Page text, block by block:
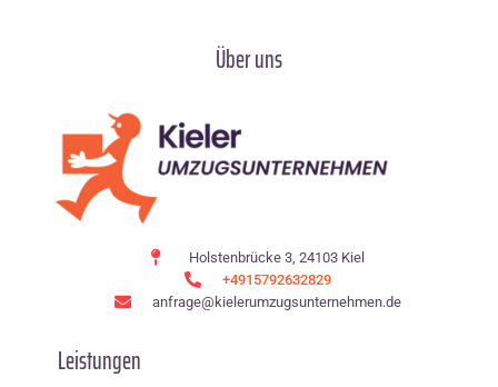
Über uns
Holstenbrücke 3, 24103 Kiel
+4915792632829
anfrage@kielerumzugsunternehmen.de
Leistungen